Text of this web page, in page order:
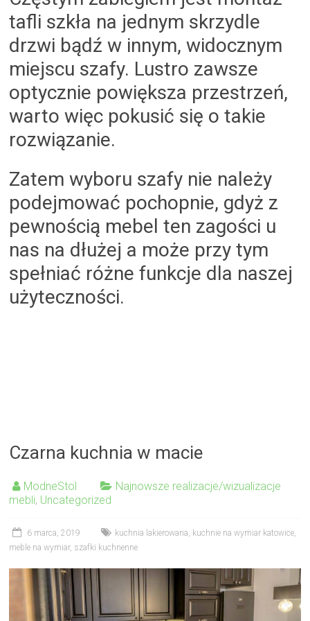
tafli szkła na jednym skrzydle
drzwi bądź w innym, widocznym
miejscu szafy. Lustro zawsze
optycznie powiększa przestrzeń,
warto więc pokusić się o takie
rozwiązanie.
Zatem wyboru szafy nie należy
podejmować pochopnie, gdyż z
pewnością mebel ten zagości u
nas na dłużej a może przy tym
spełniać różne funkcje dla naszej
użyteczności.
Czarna kuchnia w macie
ModneStol
Najnowsze realizacje/wizualizacje
mebli, Uncategorized
6 marca, 2019 kuchnia lakierowana, kuchnie na wymiar katowice,
meble na wymiar, szafki kuchnenne